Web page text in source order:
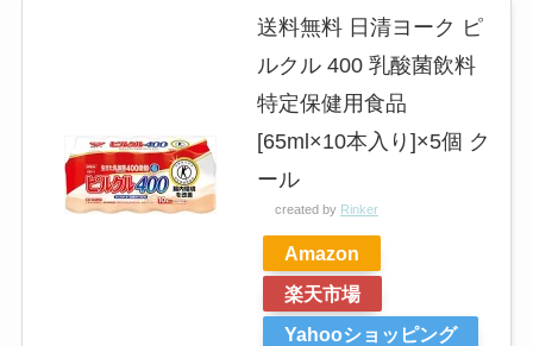
送料無料 日清ヨーク ピ
ルクル 400 乳酸菌飲料
特定保健用食品
[65ml×10本入り]×5個 ク
ール
created by Rinker
Amazon
楽天市場
Yahooショッピング